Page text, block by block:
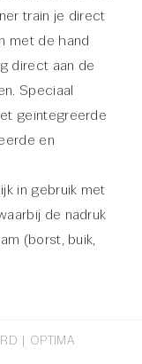
train je direct
met de hand
direct aan de
Speciaal
geïntegreerde
en
in gebruik met
de nadruk
(borst, buik,
| OPTIMA